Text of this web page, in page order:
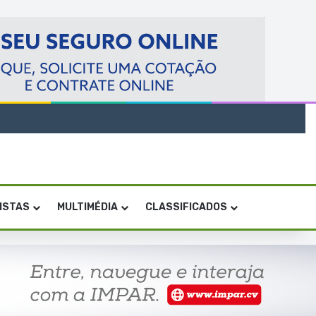
MULTIMÉDIA CLASSIFICADOS